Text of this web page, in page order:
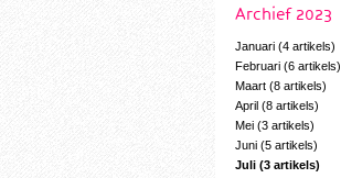
Archief 2023
Januari (4 artikels)
Februari (6 artikels)
Maart (8 artikels)
April (8 artikels)
Mei (3 artikels)
Juni (5 artikels)
Juli (3 artikels)